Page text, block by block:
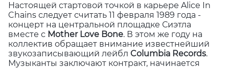
Настоящей стартовой точкой в карьере Alice In
Chains следует считать 11 февраля 1989 года -
концерт на центральной площадке Сиэтла
вместе с Mother Love Bone. В этом же году на
коллектив обращает внимание известнейший
звукозаписывающий лейбл Columbia Records.
Музыканты заключают контракт, начинается